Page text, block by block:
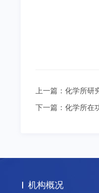
有机固
上一篇： 化学所研
下一篇： 化学所在
机构概况